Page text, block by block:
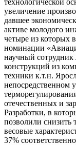
увеличение
давшее
активе молодого
четыре из которых
номинации
научный сотрудник
конструкций из
техники к.т.н.
непосредственном
отечественных и
Разработки, в
позволили снизить
весовые
37%